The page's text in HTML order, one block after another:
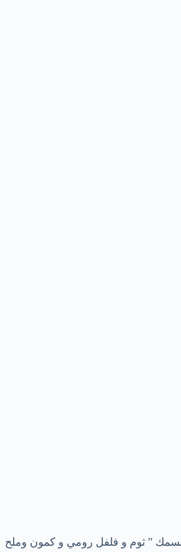
السمك ” ثوم و فلفل رومي و كمون وملح